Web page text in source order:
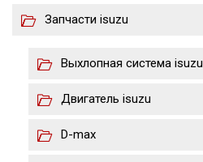
Запчасти isuzu
Выхлопная система isuzu
Двигатель isuzu
D-max